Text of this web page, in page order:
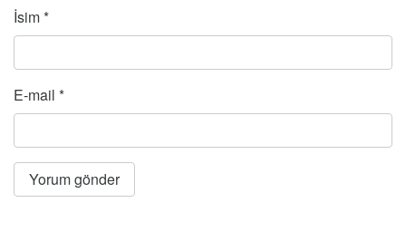
İsim*
E-mail *